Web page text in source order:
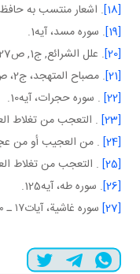
[18]
. اشعار منتسب به حافظ،
[19]
. سوره مسد، آيه1.
[20]
. علل الشرائع, ج1, ص127.
[21]
. مصباح المتهجد، ج‏2، ص772.
[22]
. سوره حجرات، آيه10.
[23]
. التعجب من تغلاط
[24]
. من العجيب أو من
[25]
. التعجب من تغلاط
[26]
. سوره طه، آيه125.
[27]
سوره غاشية، آيات١٧ ـ ٢٠.